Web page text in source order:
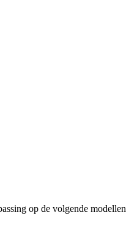
op de volgende